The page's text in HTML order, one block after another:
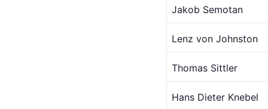
Jakob Semotan
Lenz von Johnston
Thomas Sittler
Hans Dieter Knebel